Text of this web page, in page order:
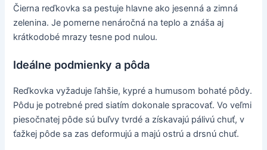
Čierna reďkovka sa pestuje hlavne ako jesenná a zimná
zelenina. Je pomerne nenáročná na teplo a znáša aj
krátkodobé mrazy tesne pod nulou.
Ideálne podmienky a pôda
Reďkovka vyžaduje ľahšie, kypré a humusom bohaté pôdy.
Pôdu je potrebné pred siatím dokonale spracovať. Vo veľmi
piesočnatej pôde sú buľvy tvrdé a získavajú pálivú chuť, v
ťažkej pôde sa zas deformujú a majú ostrú a drsnú chuť.